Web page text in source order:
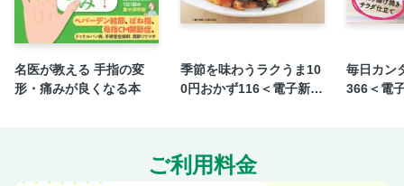
ぶりの塩麹バター焼き／ふわとろ麹オムレツ
なすトマ豚バラのミルフィーユ蒸し／あおさ塩麹の長いもフ
塩麹カルパッチョ
かぼちゃと豚肉のバター醤油ソテー／塩麹ポテサラ
ぷるじゅわ鶏ハム／塩麹のとうもろこしごはん
名医が教える 手指の変
形・痛みが良くなる本
季節を味わうラクうま10
0円おかず116＜電子新版
毎日カン
366＜電
ご利用料金